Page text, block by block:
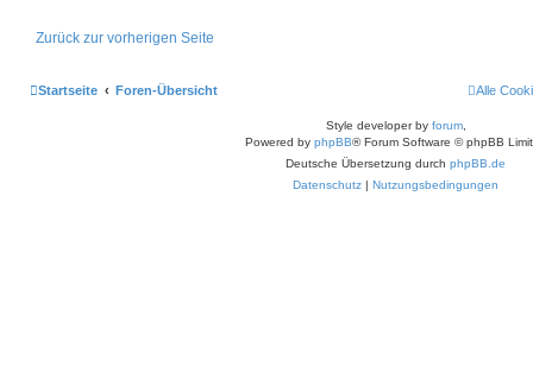
Zurück zur vorherigen Seite
Startseite Foren-Übersicht Alle
Style developer by forum,
Powered by phpBB® Forum Software © phpBB
Deutsche Übersetzung durch phpBB.de
Datenschutz | Nutzungsbedingungen